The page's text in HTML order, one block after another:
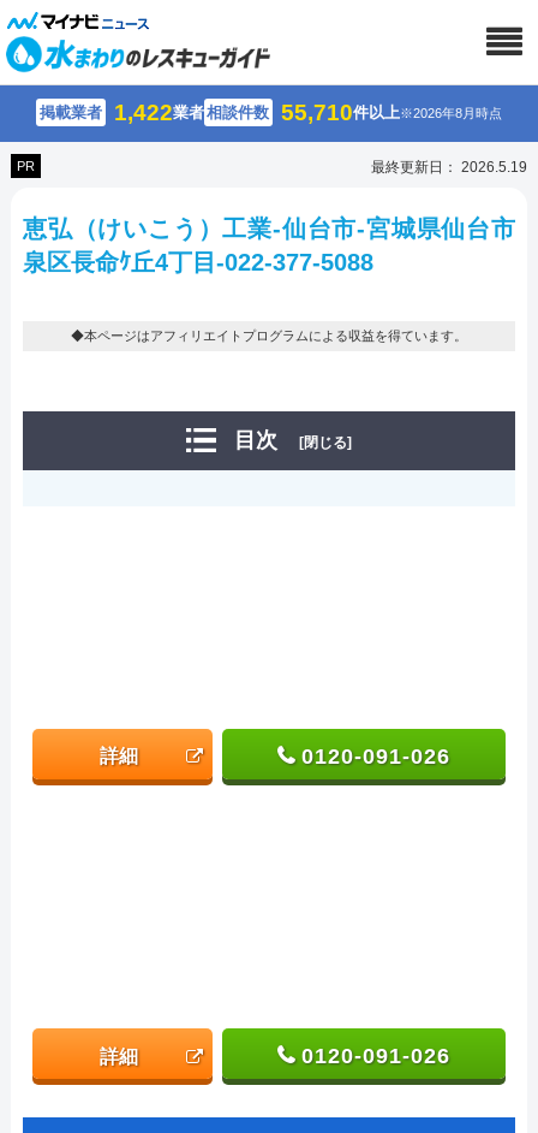
掲載業者 1,422業者相談件数 55,710件以上※2026年8月時点
PR 最終更新日： 2026.5.19
恵弘（けいこう）工業-仙台市-宮城県仙台市
泉区長命ｹ丘4丁目-022-377-5088
◆本ページはアフィリエイトプログラムによる収益を得ています。
目次 [閉じる]
詳細 0120-091-026
詳細 0120-091-026